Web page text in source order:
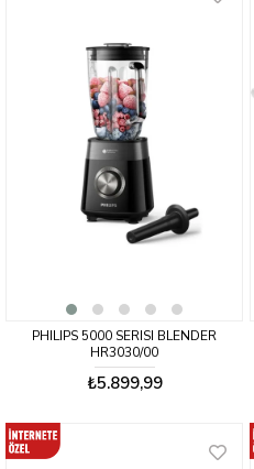
PHILIPS 5000 SERISI BLENDER
HR3030/00
₺5.899,99